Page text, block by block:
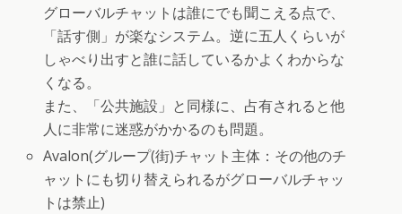
グローバルチャットは誰にでも聞こえる点で、
「話す側」が楽なシステム。逆に五人くらいが
しゃべり出すと誰に話しているかよくわからな
くなる。
また、「公共施設」と同様に、占有されると他
人に非常に迷惑がかかるのも問題。
Avalon(グループ(街)チャット主体：その他のチ
ャットにも切り替えられるがグローバルチャッ
トは禁止)